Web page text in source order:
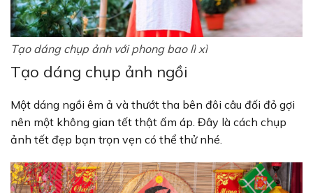
Tạo dáng chụp ảnh với phong bao lì xì
Tạo dáng chụp ảnh ngồi
Một dáng ngồi êm ả và thướt tha bên đôi câu đối đỏ gợi
nên một không gian tết thật ấm áp. Đây là cách chụp
ảnh tết đẹp bạn trọn vẹn có thể thử nhé.